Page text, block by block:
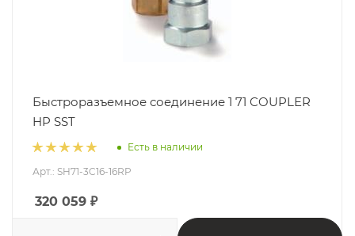
Быстроразъемное соединение 1 71 COUPLER
HP SST
Есть в наличии
Арт.: SH71-3C16-16RP
320 059 ₽